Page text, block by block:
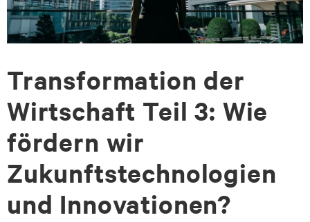
Transformation der
Wirtschaft Teil 3: Wie
fördern wir
Zukunftstechnologien
und Innovationen?